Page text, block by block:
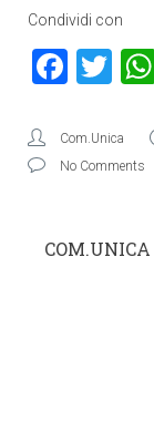
Condividi con
Com.Unica
No Comments
COM.UNICA